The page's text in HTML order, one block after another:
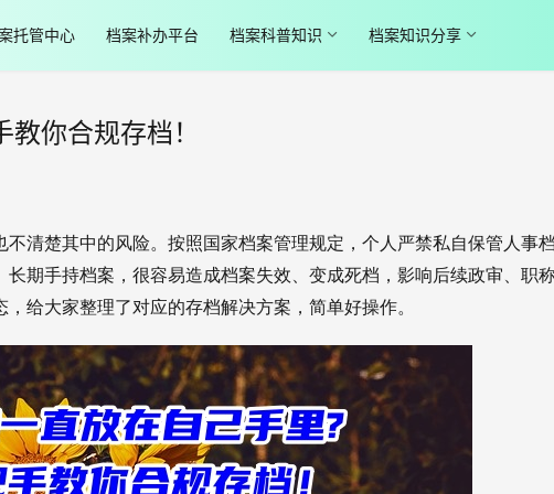
托管中心 档案补办平台 档案科普知识 档案知识分享
你合规存档！
清楚其中的风险。按照国家档案管理规定，个人严禁私自保管人事
期手持档案，很容易造成档案失效、变成死档，影响后续政审、职
给大家整理了对应的存档解决方案，简单好操作。